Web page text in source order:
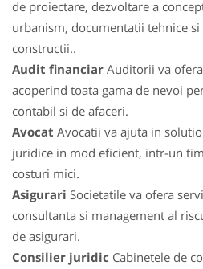
de proiectare, dezvoltare a
urbanism, documentatii tehnice
constructii..
Audit financiar Auditorii va
acoperind toata gama de nevoi
contabil si de afaceri.
Avocat Avocatii va ajuta in
juridice in mod eficient, intr-un
costuri mici.
Asigurari Societatile va ofera
consultanta si management al
de asigurari.
Consilier juridic Cabinetele de